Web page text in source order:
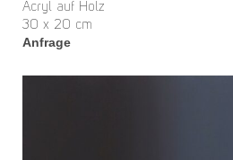
Acryl auf Holz
30 x 20 cm
Anfrage